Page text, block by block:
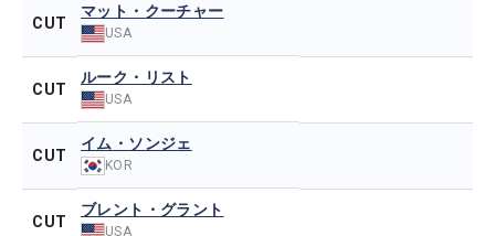
CUT
マット・クーチャー
USA
CUT
ルーク・リスト
USA
CUT
イム・ソンジェ
KOR
CUT
ブレント・グラント
USA